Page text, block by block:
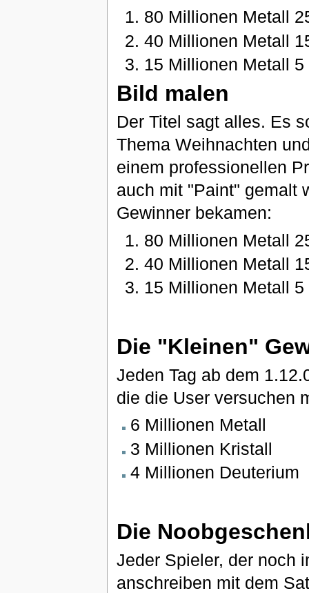
80 Millionen Metall
40 Millionen Metall
15 Millionen Metall
Bild malen
Der Titel sagt alles. Es
Thema Weihnachten
einem professionellen
auch mit "Paint" gemalt
Gewinner bekamen:
80 Millionen Metall
40 Millionen Metall
15 Millionen Metall
Die "Kleinen"
Jeden Tag ab dem
die die User versuchen
6 Millionen Metall
3 Millionen Kristall
4 Millionen Deuterium
Die
Jeder Spieler, der noch
anschreiben mit dem